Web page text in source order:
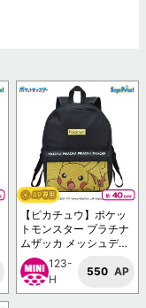
【ピカチュウ】ポケッ
トモンスター プラチナ
ムザッカ メッシュデザ
インリュックVol.1.5
123-
H
550 AP